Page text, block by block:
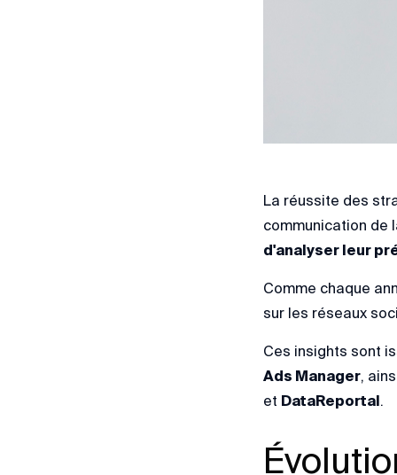
La réussite des
communication de
d'analyser leur
Comme chaque
sur les réseaux
Ces insights sont
Ads Manager,
et DataReportal .